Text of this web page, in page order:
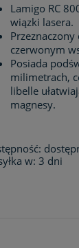
Lamigo RC
wiązki lasera.
czerwonym
Posiada
milimetrach,
libelle
magnesy.
w: 3 dni